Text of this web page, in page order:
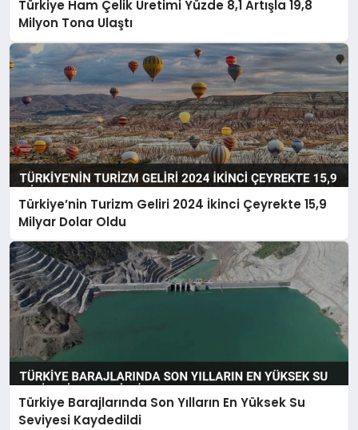
Türkiye Ham Çelik Üretimi Yüzde 8,1 Artışla 19,8
Milyon Tona Ulaştı
Türkiye’nin Turizm Geliri 2024 İkinci Çeyrekte 15,9
Milyar Dolar Oldu
Türkiye Barajlarında Son Yılların En Yüksek Su
Seviyesi Kaydedildi